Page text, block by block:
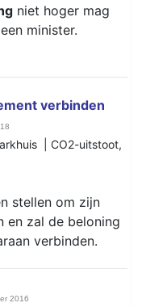
niet hoger mag
minister.
verbinden
| CO2-uitstoot,
stellen om zijn
en zal de beloning
verbinden.
2016